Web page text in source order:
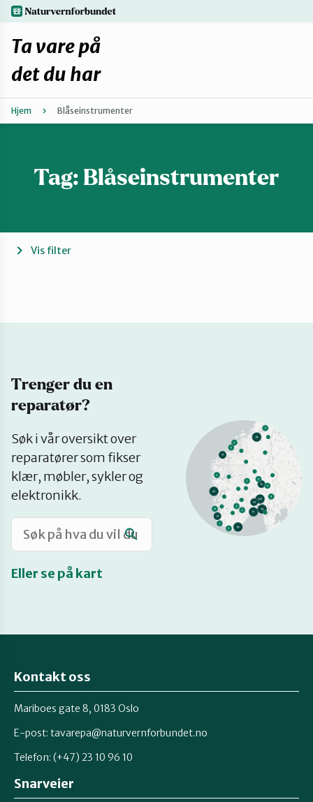
Hopp
til
hovedinnhold
Fiksetips
Forbehold
Mitt navn
Møt reparatørene
Om oss
Retten til reparasjon
naturvernforbundet.no
Ta vare på
det du har
Hjem Blåseinstrumenter
Tag: Blåseinstrumenter
Vis filter
Trenger du en
reparatør?
Søk i vår oversikt over
reparatører som fikser
klær, møbler, sykler og
elektronikk.
Eller se på kart
på
kart
Kontakt oss
Mariboes gate 8, 0183 Oslo
E-post: tavarepa@naturvernforbundet.no
Telefon: (+47) 23 10 96 10
Snarveier